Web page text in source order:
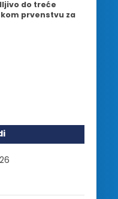
do treće
prvenstvu za